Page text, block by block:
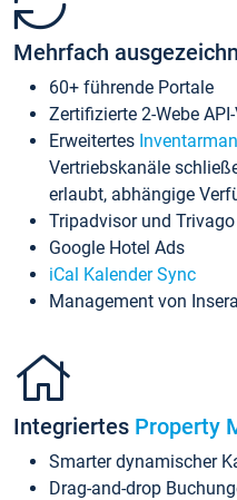
Mehrfach
60+ führende Portale
Zertifizierte 2-Webe
Erweitertes
Vertriebskanäle
erlaubt, abhängige
Tripadvisor und
Google Hotel Ads
iCal Kalender Sync
Management von
Integriertes Property
Smarter dynamischer
Drag-and-drop